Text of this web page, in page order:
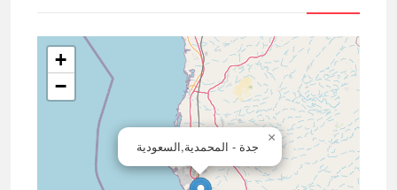
جدة - المحمدية,السعودية
×
+
−